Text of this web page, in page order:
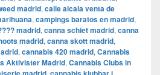
madrid, calle alcala venta de
, campings baratos en madrid,
madrid, canna schiet madrid, canna
madrid, canna skott madrid,
, cannabis 420 madrid, Cannabis
Aktivister Madrid, Cannabis Clubs in